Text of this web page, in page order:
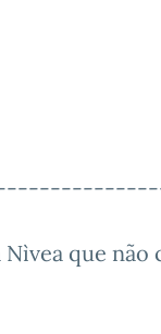
Nìvea que